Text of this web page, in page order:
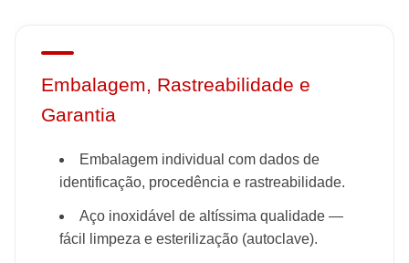
Embalagem, Rastreabilidade e
Garantia
Embalagem individual com dados de
identificação, procedência e rastreabilidade.
Aço inoxidável de altíssima qualidade —
fácil limpeza e esterilização (autoclave).